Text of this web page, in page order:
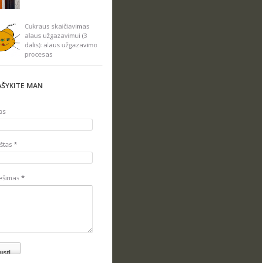
Cukraus skaičiavimas
alaus užgazavimui (3
dalis): alaus užgazavimo
procesas
MAN
*
*